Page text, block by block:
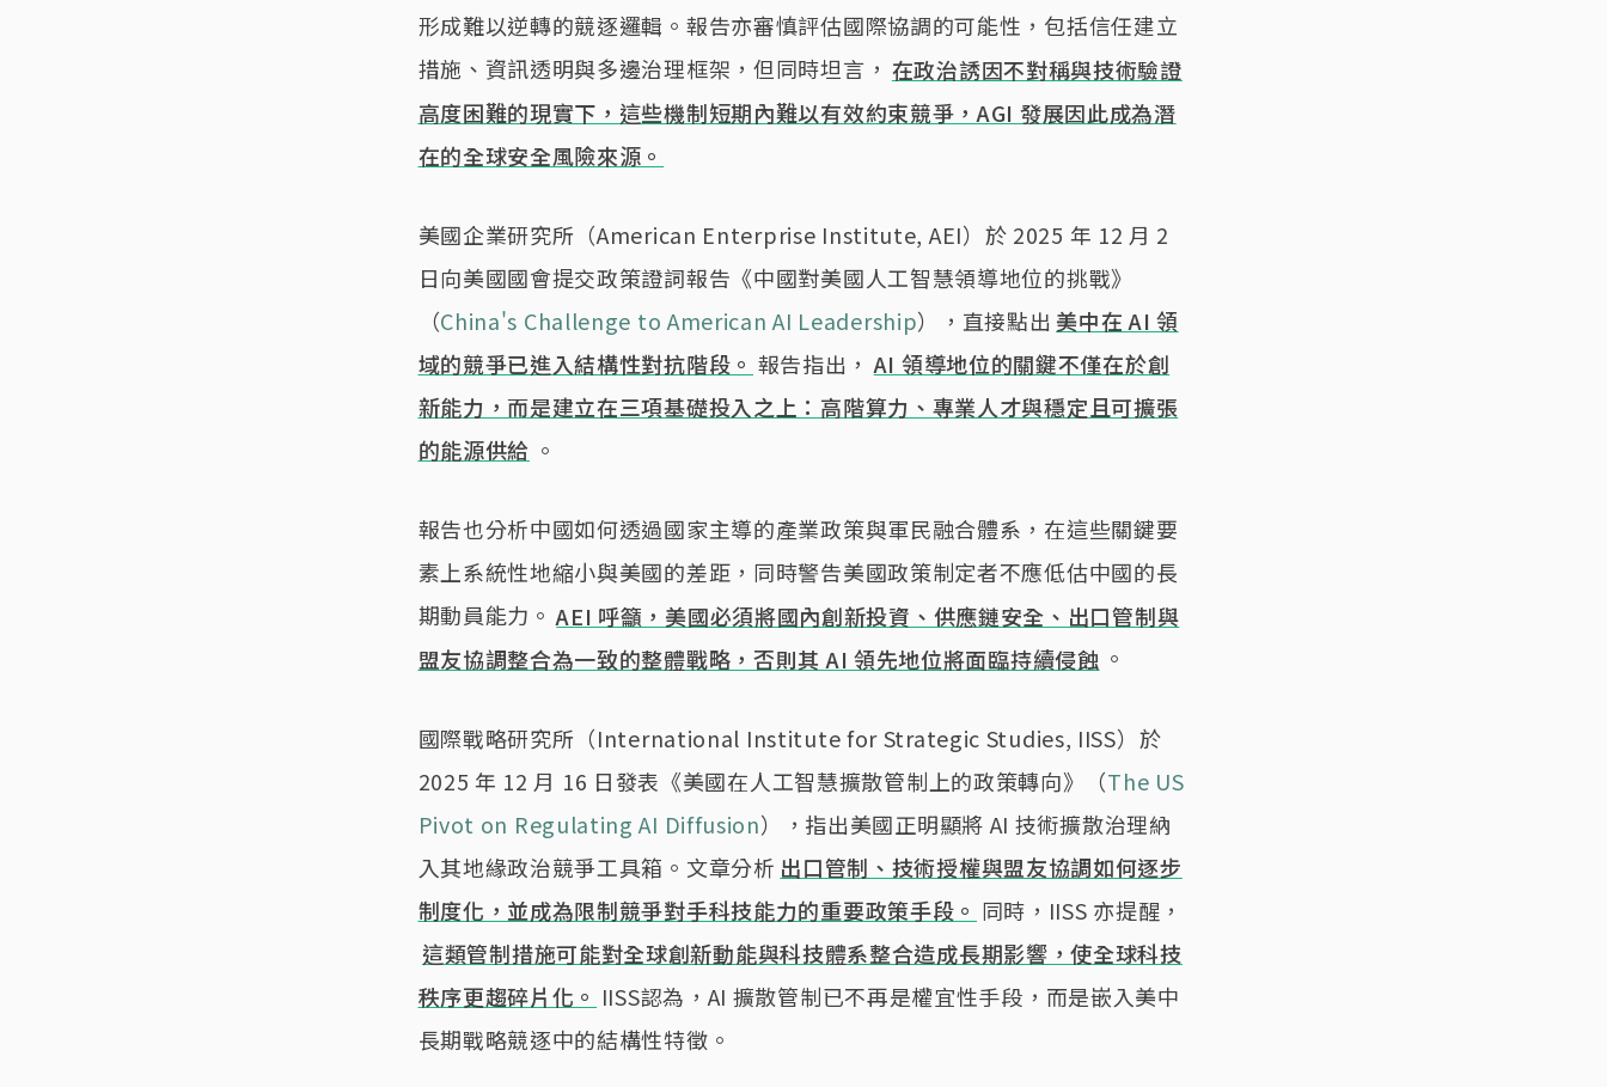
形成難以逆轉的競逐邏輯。報告亦審慎評估國際協調的可能性，包括信任建立
措施、資訊透明與多邊治理框架，但同時坦言， 在政治誘因不對稱與技術驗證
高度困難的現實下，這些機制短期內難以有效約束競爭，AGI 發展因此成為潛
在的全球安全風險來源。
美國企業研究所（American Enterprise Institute, AEI）於 2025 年 12 月 2
日向美國國會提交政策證詞報告《中國對美國人工智慧領導地位的挑戰》
（China's Challenge to American AI Leadership），直接點出 美中在 AI 領
域的競爭已進入結構性對抗階段。 報告指出， AI 領導地位的關鍵不僅在於創
新能力，而是建立在三項基礎投入之上：高階算力、專業人才與穩定且可擴張
的能源供給 。
報告也分析中國如何透過國家主導的產業政策與軍民融合體系，在這些關鍵要
素上系統性地縮小與美國的差距，同時警告美國政策制定者不應低估中國的長
期動員能力。 AEI 呼籲，美國必須將國內創新投資、供應鏈安全、出口管制與
盟友協調整合為一致的整體戰略，否則其 AI 領先地位將面臨持續侵蝕 。
國際戰略研究所（International Institute for Strategic Studies, IISS）於
2025 年 12 月 16 日發表《美國在人工智慧擴散管制上的政策轉向》（The US
Pivot on Regulating AI Diffusion），指出美國正明顯將 AI 技術擴散治理納
入其地緣政治競爭工具箱。文章分析 出口管制、技術授權與盟友協調如何逐步
制度化，並成為限制競爭對手科技能力的重要政策手段。 同時，IISS 亦提醒，
這類管制措施可能對全球創新動能與科技體系整合造成長期影響，使全球科技
秩序更趨碎片化。 IISS認為，AI 擴散管制已不再是權宜性手段，而是嵌入美中
長期戰略競逐中的結構性特徵。